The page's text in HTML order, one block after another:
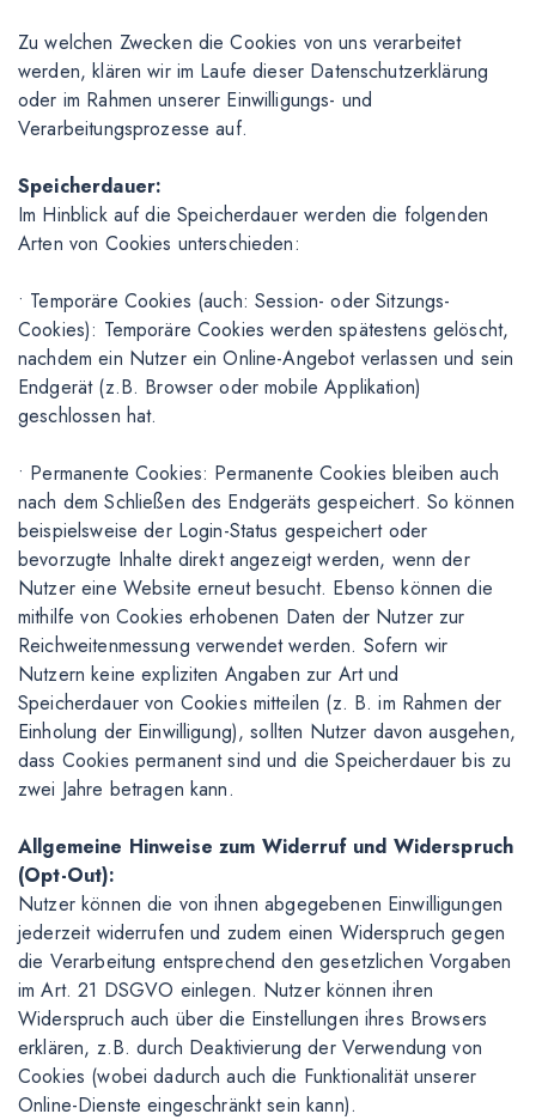
Zu welchen Zwecken die Cookies von uns verarbeitet
werden, klären wir im Laufe dieser Datenschutzerklärung
oder im Rahmen unserer Einwilligungs- und
Verarbeitungsprozesse auf.
Speicherdauer:
Im Hinblick auf die Speicherdauer werden die folgenden
Arten von Cookies unterschieden:
• Temporäre Cookies (auch: Session- oder Sitzungs-
Cookies): Temporäre Cookies werden spätestens gelöscht,
nachdem ein Nutzer ein Online-Angebot verlassen und sein
Endgerät (z.B. Browser oder mobile Applikation)
geschlossen hat.
• Permanente Cookies: Permanente Cookies bleiben auch
nach dem Schließen des Endgeräts gespeichert. So können
beispielsweise der Login-Status gespeichert oder
bevorzugte Inhalte direkt angezeigt werden, wenn der
Nutzer eine Website erneut besucht. Ebenso können die
mithilfe von Cookies erhobenen Daten der Nutzer zur
Reichweitenmessung verwendet werden. Sofern wir
Nutzern keine expliziten Angaben zur Art und
Speicherdauer von Cookies mitteilen (z. B. im Rahmen der
Einholung der Einwilligung), sollten Nutzer davon ausgehen,
dass Cookies permanent sind und die Speicherdauer bis zu
zwei Jahre betragen kann.
Allgemeine Hinweise zum Widerruf und Widerspruch
(Opt-Out):
Nutzer können die von ihnen abgegebenen Einwilligungen
jederzeit widerrufen und zudem einen Widerspruch gegen
die Verarbeitung entsprechend den gesetzlichen Vorgaben
im Art. 21 DSGVO einlegen. Nutzer können ihren
Widerspruch auch über die Einstellungen ihres Browsers
erklären, z.B. durch Deaktivierung der Verwendung von
Cookies (wobei dadurch auch die Funktionalität unserer
Online-Dienste eingeschränkt sein kann).